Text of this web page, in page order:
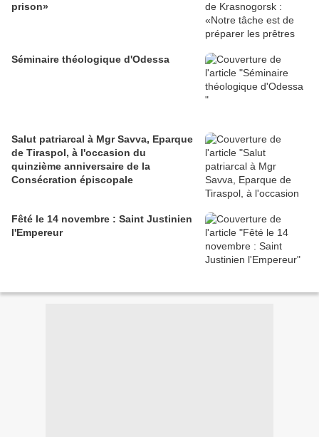
prison»
Séminaire théologique d'Odessa
Salut patriarcal à Mgr Savva, Eparque
de Tiraspol, à l'occasion du
quinzième anniversaire de la
Consécration épiscopale
Fêté le 14 novembre : Saint Justinien
l'Empereur